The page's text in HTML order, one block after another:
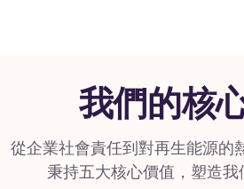
我們的核
從企業社會責任到對再生能源的
秉持五大核心價值，塑造我